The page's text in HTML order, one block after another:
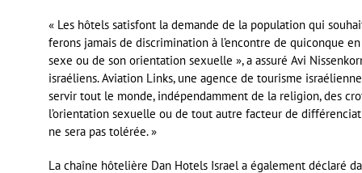
« Les hôtels satisfont la demande de la population qui
ferons jamais de discrimination à l’encontre de quiconque
sexe ou de son orientation sexuelle », a assuré Avi
israéliens. Aviation Links, une agence de tourisme
servir tout le monde, indépendamment de la religion, des
l’orientation sexuelle ou de tout autre facteur de
ne sera pas tolérée. »
La chaîne hôtelière Dan Hotels Israel a également déclaré